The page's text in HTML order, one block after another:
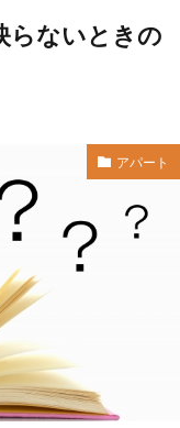
らないときの
アパート